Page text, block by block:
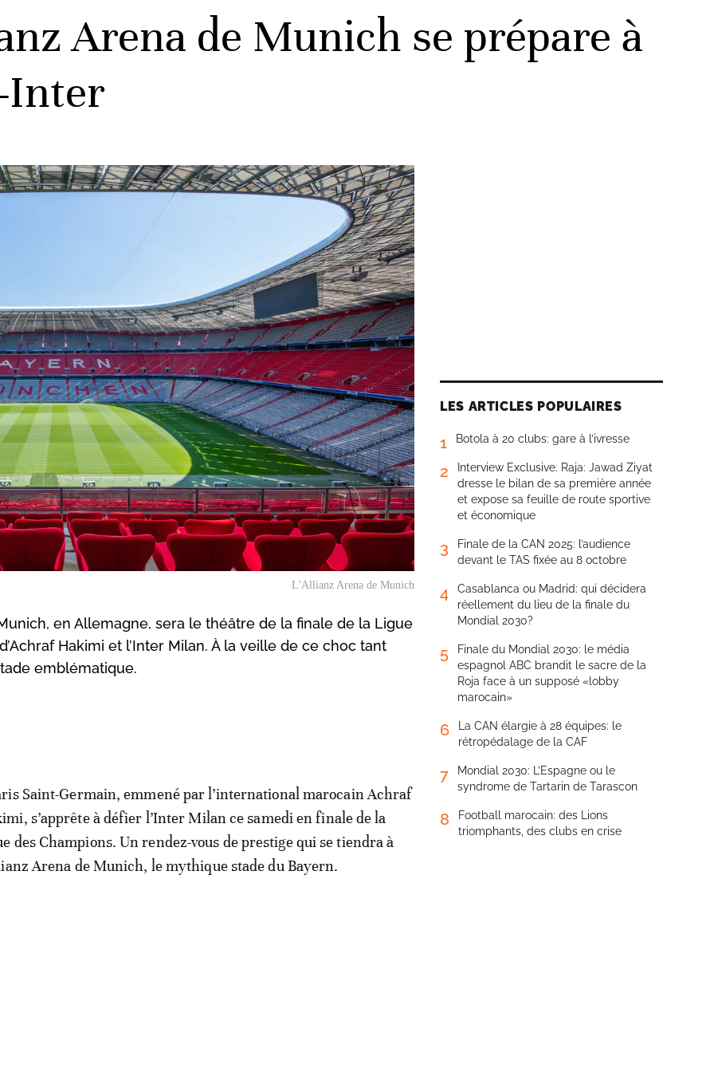
Arena de Munich se prépare à
Inter
L'Allianz Arena de Munich
en Allemagne, sera le théâtre de la finale de la Ligue
Hakimi et l’Inter Milan. À la veille de ce choc tant
emblématique.
Saint-Germain, emmené par l’international marocain Achraf
s’apprête à défier l’Inter Milan ce samedi en finale de la
des Champions. Un rendez-vous de prestige qui se tiendra à
Arena de Munich, le mythique stade du Bayern.
LES ARTICLES POPULAIRES
1 Botola à 20 clubs: gare à l’ivresse
2
Interview Exclusive. Raja: Jawad Ziyat
dresse le bilan de sa première année
et expose sa feuille de route sportive
et économique
3
Finale de la CAN 2025: l’audience
devant le TAS fixée au 8 octobre
4
Casablanca ou Madrid: qui décidera
réellement du lieu de la finale du
Mondial 2030?
5
Finale du Mondial 2030: le média
espagnol ABC brandit le sacre de la
Roja face à un supposé «lobby
marocain»
6
La CAN élargie à 28 équipes: le
rétropédalage de la CAF
7
Mondial 2030: L’Espagne ou le
syndrome de Tartarin de Tarascon
8
Football marocain: des Lions
triomphants, des clubs en crise